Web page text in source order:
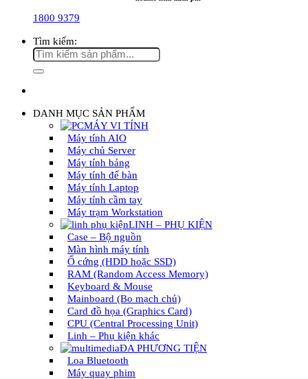
1800 9379
Tìm kiếm:
DANH MỤC SẢN PHẨM
MÁY VI TÍNH
Máy tính AIO
Máy chủ Server
Máy tính bảng
Máy tính để bàn
Máy tính Laptop
Máy tính cầm tay
Máy trạm Workstation
LINH – PHỤ KIỆN
Case – Bộ nguồn
Màn hình máy tính
Ổ cứng (HDD hoặc SSD)
RAM (Random Access Memory)
Keyboard & Mouse
Mainboard (Bo mạch chủ)
Card đồ họa (Graphics Card)
CPU (Central Processing Unit)
Linh – Phụ kiện khác
ĐA PHƯƠNG TIỆN
Loa Bluetooth
Máy quay phim